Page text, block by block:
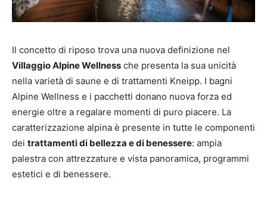
Il concetto di riposo trova una nuova definizione nel
Villaggio Alpine Wellness che presenta la sua unicità
nella varietà di saune e di trattamenti Kneipp. I bagni
Alpine Wellness e i pacchetti donano nuova forza ed
energie oltre a regalare momenti di puro piacere. La
caratterizzazione alpina è presente in tutte le componenti
dei trattamenti di bellezza e di benessere: ampia
palestra con attrezzature e vista panoramica, programmi
estetici e di benessere.